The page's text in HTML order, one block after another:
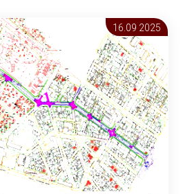
16.09 2025